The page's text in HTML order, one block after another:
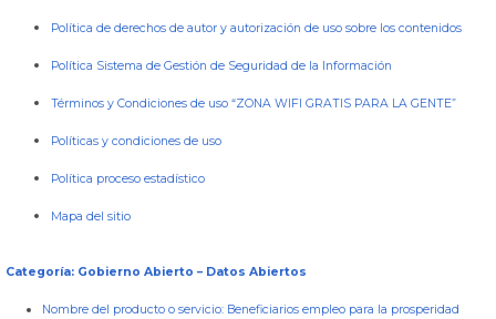
Política de derechos de autor y autorización de uso sobre los contenidos
Política Sistema de Gestión de Seguridad de la Información
Términos y Condiciones de uso “ZONA WIFI GRATIS PARA LA GENTE”
Políticas y condiciones de uso
Política proceso estadístico
Mapa del sitio
Categoría: Gobierno Abierto – Datos Abiertos
Nombre del producto o servicio: Beneficiarios empleo para la prosperidad